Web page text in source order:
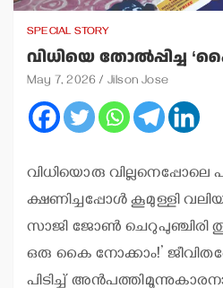
SPECIAL STORY
വിധിയെ തോല്‍പ്പിച്ച
May 7, 2026 Jilson Jose
വിധിയൊരു വില്ലനെപ്പോലെ
ക്ഷണിച്ചപ്പോള്‍ കൂമുള്ളി
സാജി ജോണ്‍ ചെറുപുഞ്ചിരി
ഒരു കൈ നോക്കാം!’
പിടിച്ച്